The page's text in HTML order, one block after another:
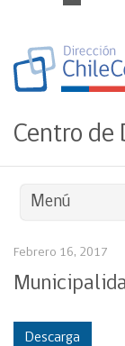
Centro de
Menú
Febrero 16, 2017
Descarga